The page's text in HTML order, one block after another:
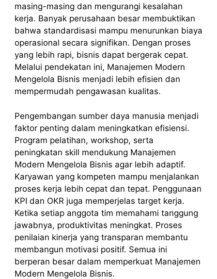
masing-masing dan mengurangi kesalahan
kerja. Banyak perusahaan besar membuktikan
bahwa standardisasi mampu menurunkan biaya
operasional secara signifikan. Dengan proses
yang lebih rapi, bisnis dapat bergerak cepat.
Melalui pendekatan ini, Manajemen Modern
Mengelola Bisnis menjadi lebih efisien dan
mempermudah pengawasan kualitas.
Pengembangan sumber daya manusia menjadi
faktor penting dalam meningkatkan efisiensi.
Program pelatihan, workshop, serta
peningkatan skill mendukung Manajemen
Modern Mengelola Bisnis agar lebih adaptif.
Karyawan yang kompeten mampu menjalankan
proses kerja lebih cepat dan tepat. Penggunaan
KPI dan OKR juga memperjelas target kerja.
Ketika setiap anggota tim memahami tanggung
jawabnya, produktivitas meningkat. Proses
penilaian kinerja yang transparan membantu
membangun motivasi positif. Semua ini
berperan besar dalam memperkuat Manajemen
Modern Mengelola Bisnis.